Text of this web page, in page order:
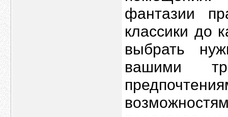
фантазии
классики до
выбрать
вашими